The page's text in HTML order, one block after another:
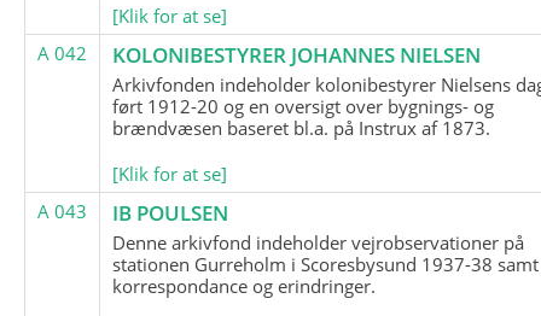
[Klik for at se]
A 042
KOLONIBESTYRER JOHANNES NIELSEN
Arkivfonden indeholder kolonibestyrer Nielsens
ført 1912-20 og en oversigt over bygnings- og
brændvæsen baseret bl.a. på Instrux af 1873.
[Klik for at se]
A 043
IB POULSEN
Denne arkivfond indeholder vejrobservationer på
stationen Gurreholm i Scoresbysund 1937-38 samt
korrespondance og erindringer.